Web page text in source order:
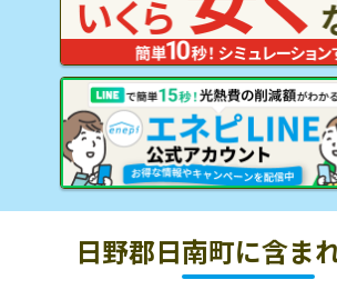
日野郡日南町に含ま